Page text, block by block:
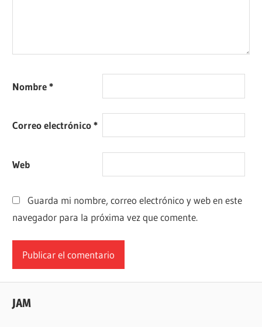
Nombre*
Correo electrónico*
Web
Guarda mi nombre, correo electrónico y web en este
navegador para la próxima vez que comente.
JAM